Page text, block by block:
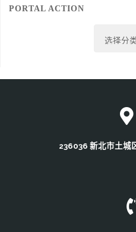
PORTAL ACTION
Action
236036 新北市土城